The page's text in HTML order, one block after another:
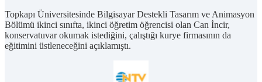
Topkapı Üniversitesinde Bilgisayar Destekli Tasarım ve Animasyon
Bölümü ikinci sınıfta, ikinci öğretim öğrencisi olan Can İncir,
konservatuvar okumak istediğini, çalıştığı kurye firmasının da
eğitimini üstleneceğini açıklamıştı.